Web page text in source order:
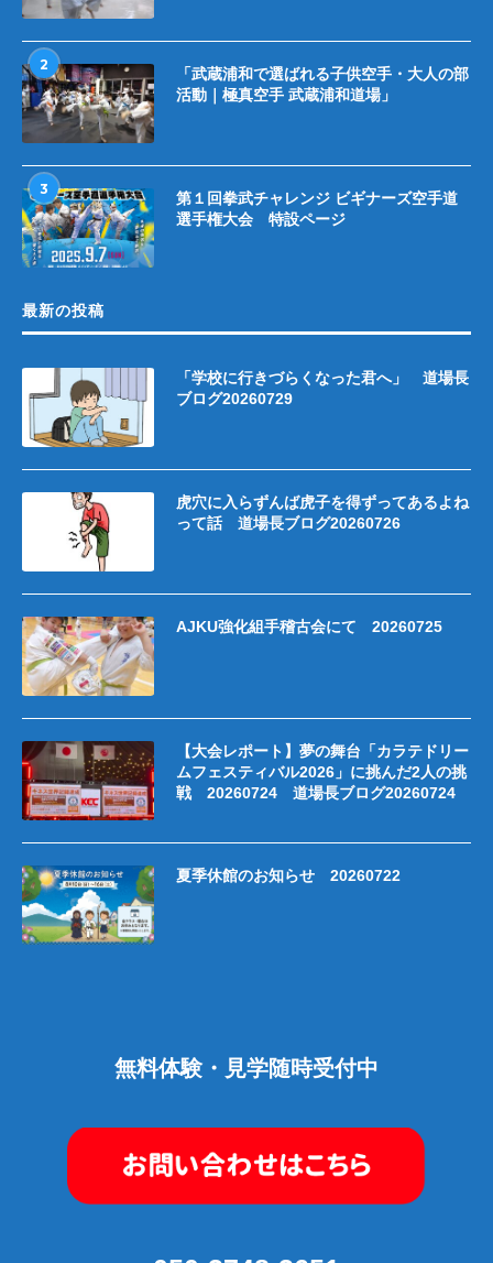
2
「武蔵浦和で選ばれる子供空手・大人の部
活動｜極真空手 武蔵浦和道場」
3
第１回拳武チャレンジ ビギナーズ空手道
選手権大会 特設ページ
最新の投稿
「学校に行きづらくなった君へ」 道場長
ブログ20260729
虎穴に入らずんば虎子を得ずってあるよね
って話 道場長ブログ20260726
AJKU強化組手稽古会にて 20260725
【大会レポート】夢の舞台「カラテドリー
ムフェスティバル2026」に挑んだ2人の挑
戦 20260724 道場長ブログ20260724
夏季休館のお知らせ 20260722
無料体験・見学随時受付中